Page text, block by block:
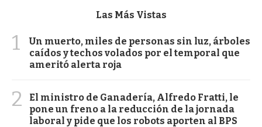
Las Más Vistas
1
Un muerto, miles de personas sin luz, árboles
caídos y techos volados por el temporal que
ameritó alerta roja
2
El ministro de Ganadería, Alfredo Fratti, le
pone un freno a la reducción de la jornada
laboral y pide que los robots aporten al BPS